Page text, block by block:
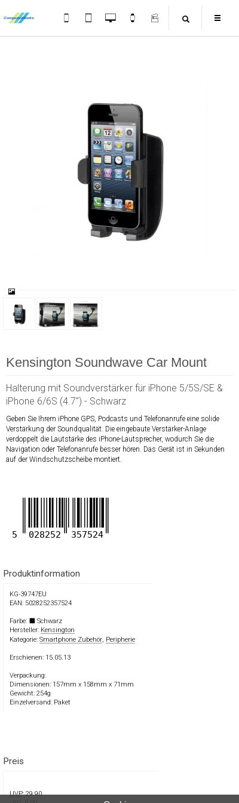
Kensington Soundwave Car Mount
Halterung mit Soundverstärker für iPhone 5/5S/SE &
iPhone 6/6S (4.7") - Schwarz
Geben Sie Ihrem iPhone GPS, Podcasts und Telefonanrufe eine solide
Verstärkung der Soundqualität. Die eingebaute Verstärker-Anlage
verdoppelt die Lautstärke des iPhone-Lautsprecher, wodurch Sie die
Navigation oder Telefonanrufe besser hören. Das Gerät ist in Sekunden
auf der Windschutzscheibe montiert.
5 028252 357524
Produktinformation
KG-39747EU
EAN: 5028252357524
Farbe:
Schwarz
Hersteller: Kensington
Kategorie: Smartphone Zubehör, Peripherie
Erschienen: 15.05.13
Verpackung:
Dimensionen: 157mm x 158mm x 71mm
Gewicht: 254g
Einzelversand: Paket
Preis
UVP: 29.90